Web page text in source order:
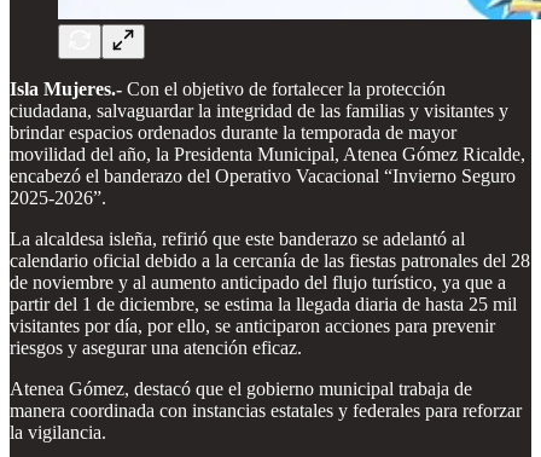
Isla Mujeres.- Con el objetivo de fortalecer la protección
ciudadana, salvaguardar la integridad de las familias y visitantes y
brindar espacios ordenados durante la temporada de mayor
movilidad del año, la Presidenta Municipal, Atenea Gómez Ricalde,
encabezó el banderazo del Operativo Vacacional “Invierno Seguro
2025-2026”.
La alcaldesa isleña, refirió que este banderazo se adelantó al
calendario oficial debido a la cercanía de las fiestas patronales del 28
de noviembre y al aumento anticipado del flujo turístico, ya que a
partir del 1 de diciembre, se estima la llegada diaria de hasta 25 mil
visitantes por día, por ello, se anticiparon acciones para prevenir
riesgos y asegurar una atención eficaz.
Atenea Gómez, destacó que el gobierno municipal trabaja de
manera coordinada con instancias estatales y federales para reforzar
la vigilancia.